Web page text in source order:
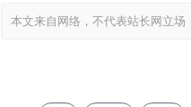
本文来自网络，不代表站长网立场